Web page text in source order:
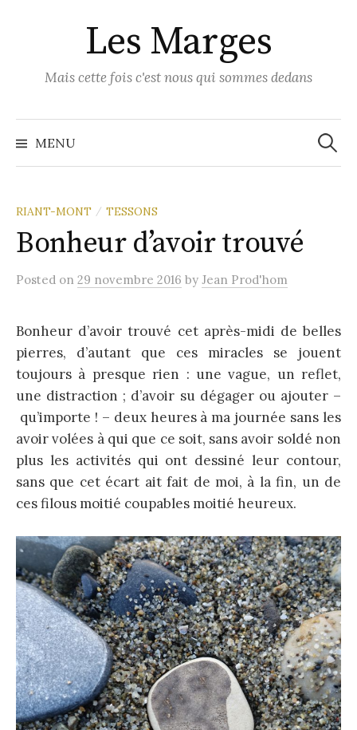
Les Marges
Mais cette fois c'est nous qui sommes dedans
MENU
RIANT-MONT / TESSONS
Bonheur d’avoir trouvé
Posted on 29 novembre 2016 by Jean Prod'hom
Bonheur d’avoir trouvé cet après-midi de belles
pierres, d’autant que ces miracles se jouent
toujours à presque rien : une vague, un reflet,
une distraction ; d’avoir su dégager ou ajouter –
qu’importe ! – deux heures à ma journée sans les
avoir volées à qui que ce soit, sans avoir soldé non
plus les activités qui ont dessiné leur contour,
sans que cet écart ait fait de moi, à la fin, un de
ces filous moitié coupables moitié heureux.